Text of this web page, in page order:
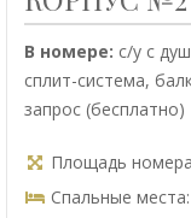
В номере: с/у с
сплит-система,
запрос (бесплатно)
Площадь
Спальные места: